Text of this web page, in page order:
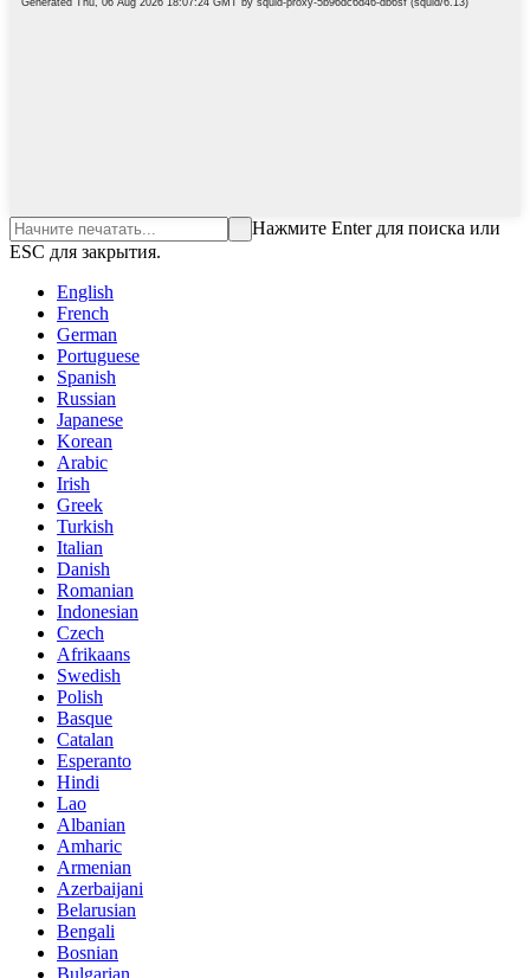
Нажмите Enter для поиска или
ESC для закрытия.
English
French
German
Portuguese
Spanish
Russian
Japanese
Korean
Arabic
Irish
Greek
Turkish
Italian
Danish
Romanian
Indonesian
Czech
Afrikaans
Swedish
Polish
Basque
Catalan
Esperanto
Hindi
Lao
Albanian
Amharic
Armenian
Azerbaijani
Belarusian
Bengali
Bosnian
Bulgarian